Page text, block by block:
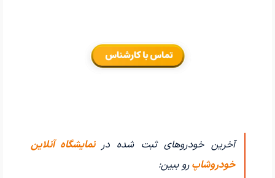
آخرین خودروهای ثبت شده در نمایشگاه آنلاین
خودروشاپرو ببین: